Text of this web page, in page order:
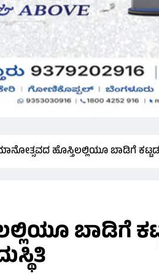
ಹೊಸ್ತಿಲಲ್ಲಿಯೂ ಬಾಡಿಗೆ
ಬಾಡಿಗೆ